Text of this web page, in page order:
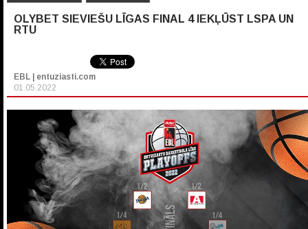
OLYBET SIEVIEŠU LĪGAS FINAL 4 IEKĻŪST LSPA UN
RTU
EBL | entuziasti.com
01.05.2022